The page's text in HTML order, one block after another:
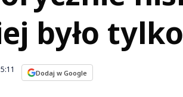
było
Dodaj w Google